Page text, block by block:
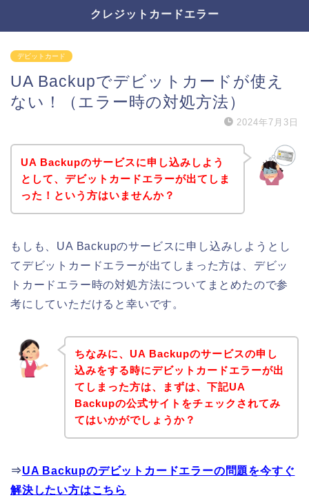
クレジットカードエラー
デビットカード
UA Backupでデビットカードが使え
ない！（エラー時の対処方法）
2024年7月3日
UA Backupのサービスに申し込みしよう
として、デビットカードエラーが出てしま
った！という方はいませんか？
もしも、UA Backupのサービスに申し込みしようとし
てデビットカードエラーが出てしまった方は、デビッ
トカードエラー時の対処方法についてまとめたので参
考にしていただけると幸いです。
ちなみに、UA Backupのサービスの申し
込みをする時にデビットカードエラーが出
てしまった方は、まずは、下記UA
Backupの公式サイトをチェックされてみ
てはいかがでしょうか？
⇒UA Backupのデビットカードエラーの問題を今すぐ
解決したい方はこちら